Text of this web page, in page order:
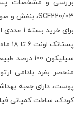
SCF220/03، بنفش و صورتی. پستانک اونت بالای 6 ماه.
برای خرید بسته 1 عددی این محصول
منحصر بفرد بادامی
پوست، دارای جعبه
کودک، ساخت کمپانی